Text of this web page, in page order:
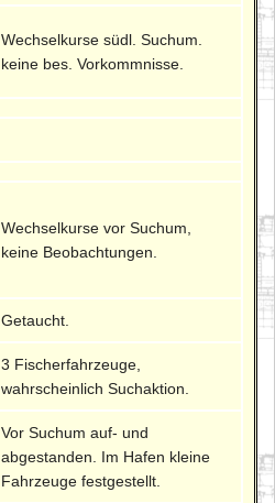
Wechselkurse südl. Suchum.
keine bes. Vorkommnisse.
Wechselkurse vor Suchum,
keine Beobachtungen.
Getaucht.
3 Fischerfahrzeuge,
wahrscheinlich Suchaktion.
Vor Suchum auf- und
abgestanden. Im Hafen kleine
Fahrzeuge festgestellt.